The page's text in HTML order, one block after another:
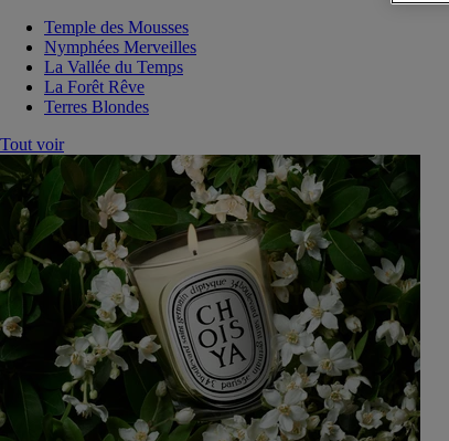
Temple des Mousses
Nymphées Merveilles
La Vallée du Temps
La Forêt Rêve
Terres Blondes
Tout voir